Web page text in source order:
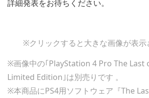
詳細発表をお待ちください。
※クリックすると大きな画像が表示
※画像中の｢PlayStation 4 Pro The Last
Limited Edition｣は別売りです 。
※本商品にPS4用ソフトウェア『The